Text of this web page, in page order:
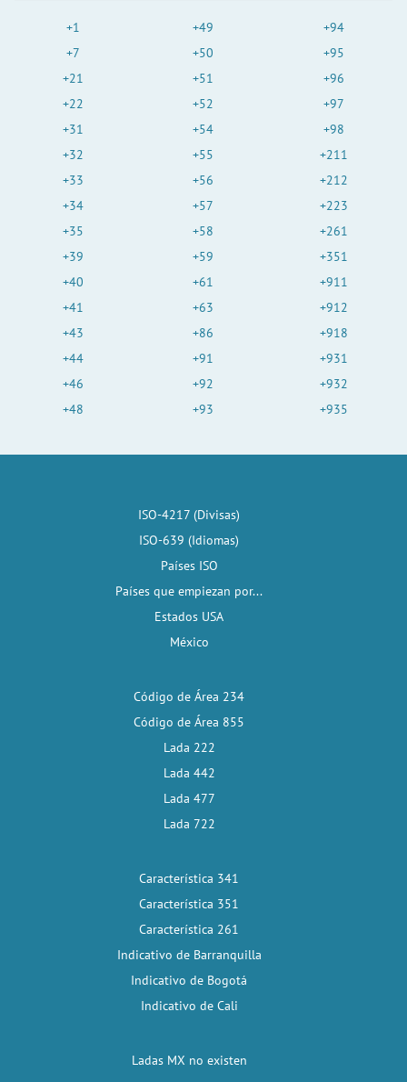
+1
+7
+21
+22
+31
+32
+33
+34
+35
+39
+40
+41
+43
+44
+46
+48
+49
+50
+51
+52
+54
+55
+56
+57
+58
+59
+61
+63
+86
+91
+92
+93
+94
+95
+96
+97
+98
+211
+212
+223
+261
+351
+911
+912
+918
+931
+932
+935
ISO-4217 (Divisas)
ISO-639 (Idiomas)
Países ISO
Países que empiezan por...
Estados USA
México
Código de Área 234
Código de Área 855
Lada 222
Lada 442
Lada 477
Lada 722
Característica 341
Característica 351
Característica 261
Indicativo de Barranquilla
Indicativo de Bogotá
Indicativo de Cali
Ladas MX no existen